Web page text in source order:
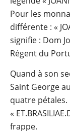
Pour les
différente : «
signifie : Dom
Régent du
Quand à son
Saint George
quatre pétales.
«
frappe.